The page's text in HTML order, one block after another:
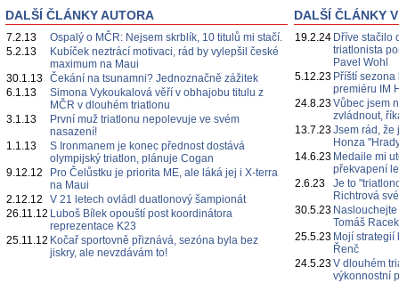
DALŠÍ ČLÁNKY AUTORA
7.2.13
Ospalý o MČR: Nejsem skrblík, 10 titulů mi stačí.
5.2.13
Kubíček neztrácí motivaci, rád by vylepšil české
maximum na Maui
30.1.13 Čekání na tsunamni? Jednoznačně zážitek
6.1.13
Simona Vykoukalová věří v obhajobu titulu z
MČR v dlouhém triatlonu
3.1.13
První muž triatlonu nepolevuje ve svém
nasazení!
1.1.13
S Ironmanem je konec přednost dostává
olympijský triatlon, plánuje Cogan
9.12.12
Pro Čelůstku je priorita ME, ale láká jej i X-terra
na Maui
2.12.12
V 21 letech ovládl duatlonový šampionát
26.11.12 Luboš Bílek opouští post koordinátora
reprezentace K23
25.11.12 Kočař sportovně přiznává, sezóna byla bez
jiskry, ale nevzdávám to!
DALŠÍ ČLÁNKY
19.2.24 Dříve stačilo
triatlonista
Pavel Wohl
5.12.23 Příští
premiéru IM
24.8.23Vůbec jsem
zvládnout,
13.7.23Jsem rád, že
Honza
14.6.23 Medaile mi
překvapení
2.6.23
Je to
Richtrová
30.5.23
Tomáš Racek
25.5.23 Mojí strategií
Řenč
24.5.23V dlouhém
výkonnostní